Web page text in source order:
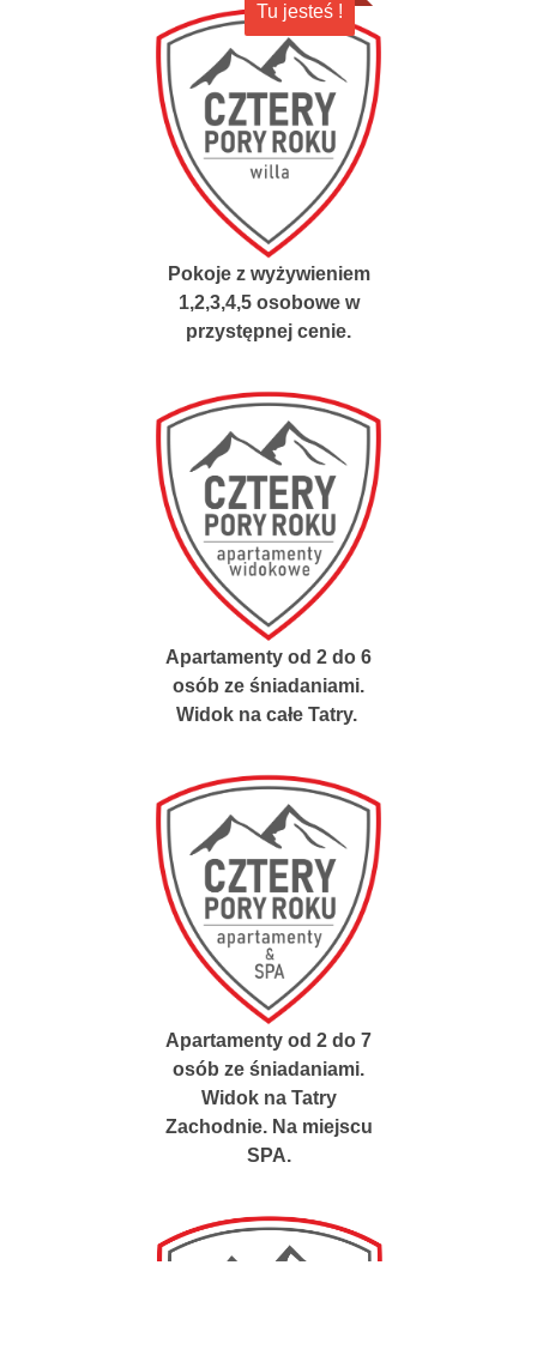
Tu jesteś !
Pokoje z wyżywieniem
1,2,3,4,5 osobowe w
przystępnej cenie.
Apartamenty od 2 do 6
osób ze śniadaniami.
Widok na całe Tatry.
Apartamenty od 2 do 7
osób ze śniadaniami.
Widok na Tatry
Zachodnie. Na miejscu
SPA.